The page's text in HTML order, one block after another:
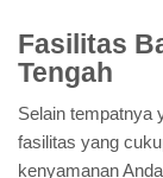
Fasilitas
Tengah
Selain tempatnya
fasilitas yang
kenyamanan